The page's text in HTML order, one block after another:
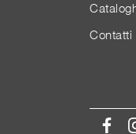
Contatti